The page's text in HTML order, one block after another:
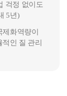
걱정 없이도
5년)
화역량이
인 질 관리